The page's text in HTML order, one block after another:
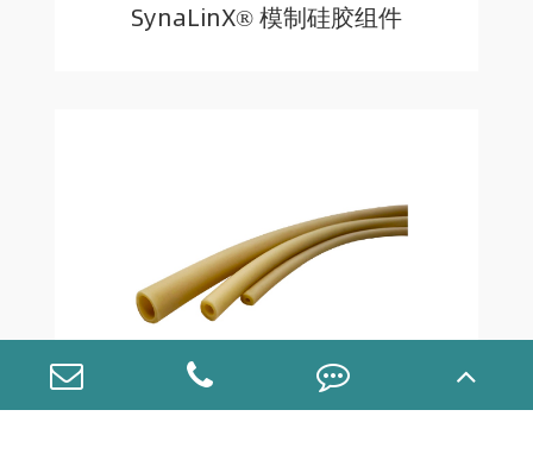
SynaLinX® 模制硅胶组件